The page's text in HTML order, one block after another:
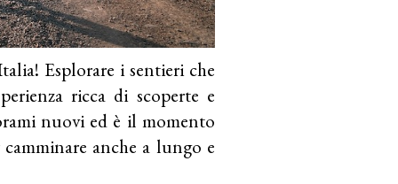
Esplorare i sentieri che
ricca di scoperte e
nuovi ed è il momento
anche a lungo e